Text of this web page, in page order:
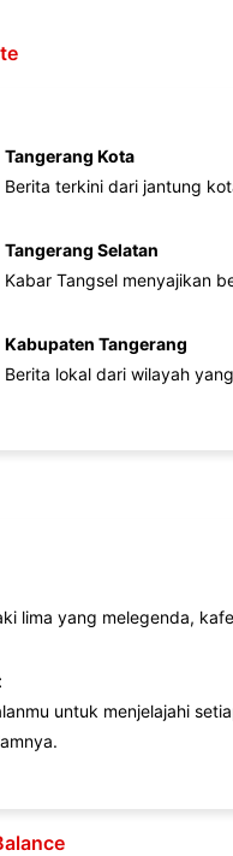
Tangerang Kota
Berita terkini dari jantung
Tangerang Selatan
Kabar Tangsel menyajikan
Kabupaten Tangerang
Berita lokal dari wilayah
lima yang melegenda,
untuk menjelajahi